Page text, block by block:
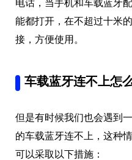
电话，当手机和车载蓝牙
能都打开，在不超过十米
接，方便使用。
车载蓝牙连不上怎
但是有时候我们也会遇到
的车载蓝牙连不上，这种
可以采取以下措施：